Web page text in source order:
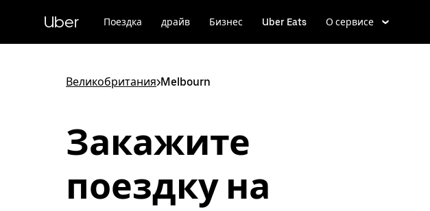
к
Uber Поездка драйв Бизнес Uber Eats О сервисе
Великобритания>Melbourn
Закажите
поездку на